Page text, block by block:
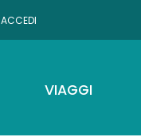
ACCEDI
VIAGGI